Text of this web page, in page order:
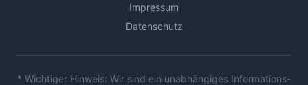
Impressum
Datenschutz
* Wichtiger Hinweis: Wir sind ein unabhängiges Informations-